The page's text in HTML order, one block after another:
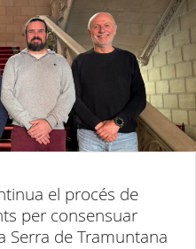
el procés de
per consensuar
Serra de Tramuntana